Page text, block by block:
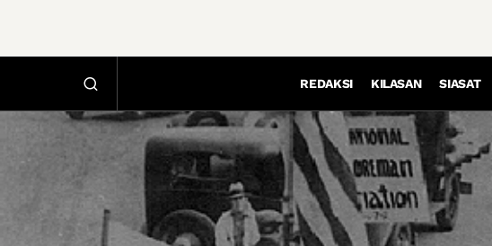
REDAKSI KILASAN SIASAT